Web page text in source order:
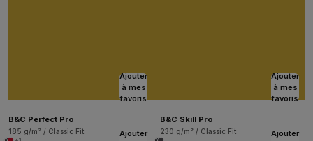
Ajouter
à mes
favoris
B&C Perfect Pro
185 g/m² / Classic Fit
Ajouter
à mes
favoris
B&C Skill Pro
230 g/m² / Classic Fit
Ajouter
Ajouter